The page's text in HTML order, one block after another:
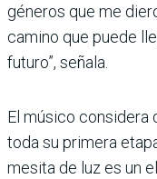
géneros que me
camino que puede
futuro”, señala.
El músico considera
toda su primera
mesita de luz es un